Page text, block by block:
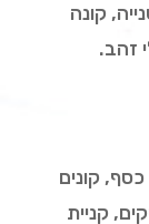
קונה
זהב.
קונים
קניית